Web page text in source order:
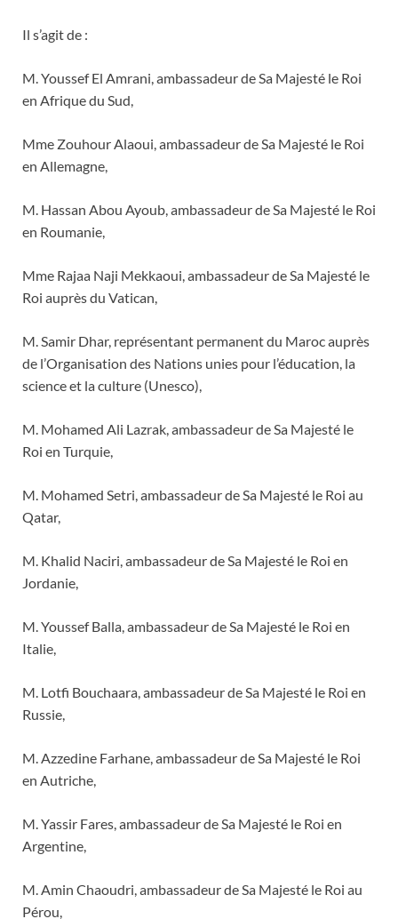
Il s’agit de :
M. Youssef El Amrani, ambassadeur de Sa Majesté le Roi
en Afrique du Sud,
Mme Zouhour Alaoui, ambassadeur de Sa Majesté le Roi
en Allemagne,
M. Hassan Abou Ayoub, ambassadeur de Sa Majesté le Roi
en Roumanie,
Mme Rajaa Naji Mekkaoui, ambassadeur de Sa Majesté le
Roi auprès du Vatican,
M. Samir Dhar, représentant permanent du Maroc auprès
de l’Organisation des Nations unies pour l’éducation, la
science et la culture (Unesco),
M. Mohamed Ali Lazrak, ambassadeur de Sa Majesté le
Roi en Turquie,
M. Mohamed Setri, ambassadeur de Sa Majesté le Roi au
Qatar,
M. Khalid Naciri, ambassadeur de Sa Majesté le Roi en
Jordanie,
M. Youssef Balla, ambassadeur de Sa Majesté le Roi en
Italie,
M. Lotfi Bouchaara, ambassadeur de Sa Majesté le Roi en
Russie,
M. Azzedine Farhane, ambassadeur de Sa Majesté le Roi
en Autriche,
M. Yassir Fares, ambassadeur de Sa Majesté le Roi en
Argentine,
M. Amin Chaoudri, ambassadeur de Sa Majesté le Roi au
Pérou,